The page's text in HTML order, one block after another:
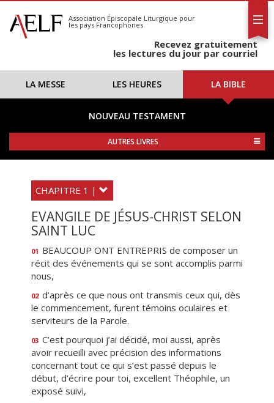
S'abonner
Calendrier
Association Épiscopale Liturgique pour
les pays Francophones
Recevez gratuitement
les lectures du jour par courriel
LA MESSE LES HEURES LA BIBLE
NOUVEAU TESTAMENT
AUTRES LIVRES
CHAPITRE 1 |
EVANGILE DE JÉSUS-CHRIST SELON
SAINT LUC
01 BEAUCOUP ONT ENTREPRIS de composer un
récit des événements qui se sont accomplis parmi
nous,
02 d’après ce que nous ont transmis ceux qui, dès
le commencement, furent témoins oculaires et
serviteurs de la Parole.
03 C’est pourquoi j’ai décidé, moi aussi, après
avoir recueilli avec précision des informations
concernant tout ce qui s’est passé depuis le
début, d’écrire pour toi, excellent Théophile, un
exposé suivi,